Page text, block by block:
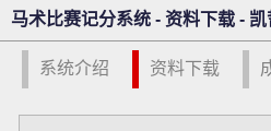
马术比赛记分系统 - 资料下载 -
系统介绍 资料下载